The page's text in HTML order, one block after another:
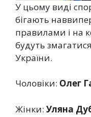
У цьому виді
бігають
правилами і на
будуть
України.
Чоловіки: Олег
Жінки: Уляна